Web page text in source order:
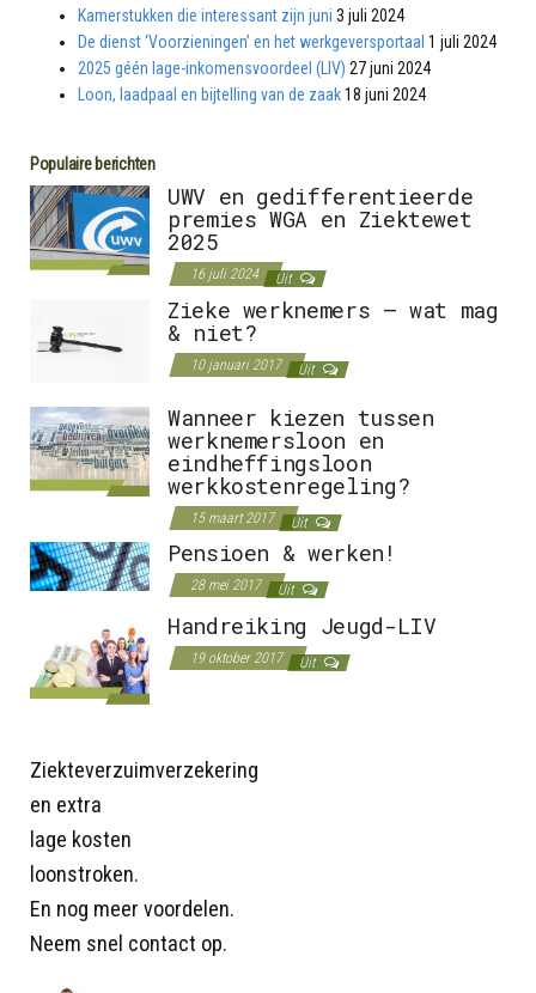
Kamerstukken die interessant zijn juni 3 juli 2024
De dienst ‘Voorzieningen’ en het werkgeversportaal 1 juli 2024
2025 géén lage-inkomensvoordeel (LIV) 27 juni 2024
Loon, laadpaal en bijtelling van de zaak18 juni 2024
Populaire berichten
UWV en gedifferentieerde
premies WGA en Ziektewet
2025
16 juli 2024 Uit
Zieke werknemers – wat mag
& niet?
10 januari 2017 Uit
Wanneer kiezen tussen
werknemersloon en
eindheffingsloon
werkkostenregeling?
15 maart 2017 Uit
Pensioen & werken!
28 mei 2017 Uit
Handreiking Jeugd-LIV
19 oktober 2017 Uit
Ziekteverzuimverzekering
en extra
lage kosten
loonstroken.
En nog meer voordelen.
Neem snel contact op.